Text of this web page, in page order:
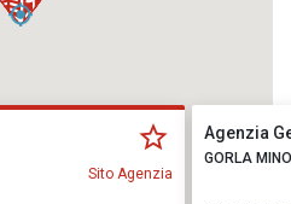
Sito Agenzia
Agenzia
GORLA